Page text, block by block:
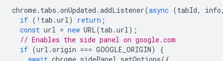
chrome. tabs .onUpdated .addListener(async (tabId, info
if ( ! tab .url) return ;
const url = new URL(tab .url);
// Enables the side panel on google.com
if (url .origin === GOOGLE_ORIGIN)
{